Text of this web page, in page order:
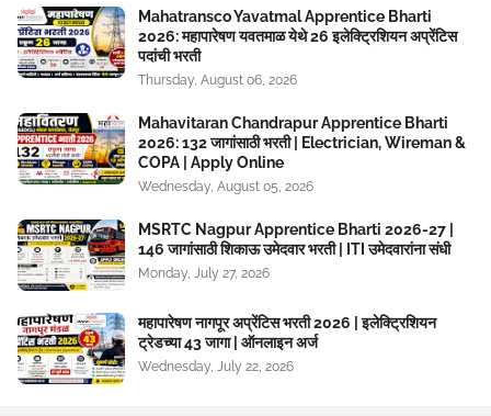
Mahatransco Yavatmal Apprentice Bharti
2026: महापारेषण यवतमाळ येथे 26 इलेक्ट्रिशियन अप्रेंटिस
पदांची भरती
Thursday, August 06, 2026
Mahavitaran Chandrapur Apprentice Bharti
2026: 132 जागांसाठी भरती | Electrician, Wireman &
COPA | Apply Online
Wednesday, August 05, 2026
MSRTC Nagpur Apprentice Bharti 2026-27 |
146 जागांसाठी शिकाऊ उमेदवार भरती | ITI उमेदवारांना संधी
Monday, July 27, 2026
महापारेषण नागपूर अप्रेंटिस भरती 2026 | इलेक्ट्रिशियन
ट्रेडच्या 43 जागा | ऑनलाइन अर्ज
Wednesday, July 22, 2026